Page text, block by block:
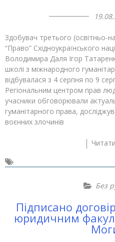
Здобувач третього (освітньо-
“Право” Східноукраїнського
Володимира Даля Ігор
школі з міжнародного
відбувалася з 4 серпня по 9
Регіональним центром прав
учасники обговорювали
гуманітарного права,
воєнних злочинів
Без
Підписано
юридичним